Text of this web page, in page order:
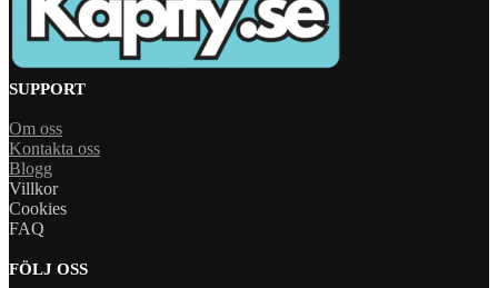
SUPPORT
Om oss
Kontakta oss
Blogg
Villkor
Cookies
FAQ
FÖLJ OSS